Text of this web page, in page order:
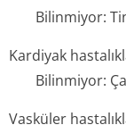
Bilinmiyor:
Kardiyak
Bilinmiyor:
Vasküler